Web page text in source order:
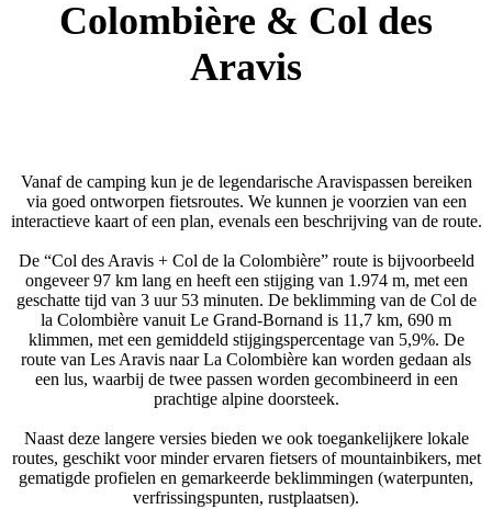
Colombière & Col des
Aravis
Vanaf de camping kun je de legendarische Aravispassen bereiken
via goed ontworpen fietsroutes. We kunnen je voorzien van een
interactieve kaart of een plan, evenals een beschrijving van de route.
De “Col des Aravis + Col de la Colombière” route is bijvoorbeeld
ongeveer 97 km lang en heeft een stijging van 1.974 m, met een
geschatte tijd van 3 uur 53 minuten. De beklimming van de Col de
la Colombière vanuit Le Grand-Bornand is 11,7 km, 690 m
klimmen, met een gemiddeld stijgingspercentage van 5,9%. De
route van Les Aravis naar La Colombière kan worden gedaan als
een lus, waarbij de twee passen worden gecombineerd in een
prachtige alpine doorsteek.
Naast deze langere versies bieden we ook toegankelijkere lokale
routes, geschikt voor minder ervaren fietsers of mountainbikers, met
gematigde profielen en gemarkeerde beklimmingen (waterpunten,
verfrissingspunten, rustplaatsen).